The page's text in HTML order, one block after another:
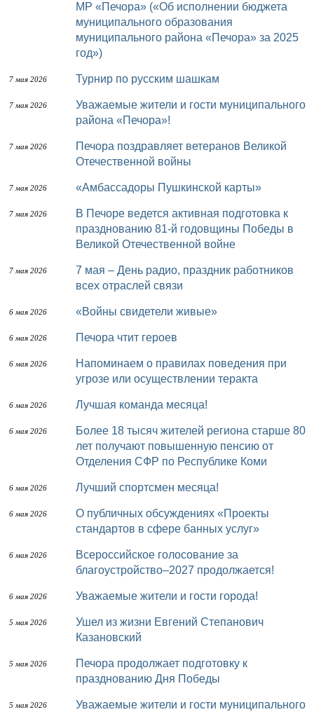
МР «Печора» («Об исполнении бюджета
муниципального образования
муниципального района «Печора» за 2025
год»)
7 мая 2026 Турнир по русским шашкам
7 мая 2026
Уважаемые жители и гости муниципального
района «Печора»!
7 мая 2026
Печора поздравляет ветеранов Великой
Отечественной войны
7 мая 2026 «Амбассадоры Пушкинской карты»
7 мая 2026
В Печоре ведется активная подготовка к
празднованию 81-й годовщины Победы в
Великой Отечественной войне
7 мая 2026
7 мая – День радио, праздник работников
всех отраслей связи
6 мая 2026 «Войны свидетели живые»
6 мая 2026 Печора чтит героев
6 мая 2026
Напоминаем о правилах поведения при
угрозе или осуществлении теракта
6 мая 2026 Лучшая команда месяца!
6 мая 2026
Более 18 тысяч жителей региона старше 80
лет получают повышенную пенсию от
Отделения СФР по Республике Коми
6 мая 2026 Лучший спортсмен месяца!
6 мая 2026
О публичных обсуждениях «Проекты
стандартов в сфере банных услуг»
6 мая 2026
Всероссийское голосование за
благоустройство–2027 продолжается!
6 мая 2026 Уважаемые жители и гости города!
5 мая 2026
Ушел из жизни Евгений Степанович
Казановский
5 мая 2026
Печора продолжает подготовку к
празднованию Дня Победы
5 мая 2026 Уважаемые жители и гости муниципального